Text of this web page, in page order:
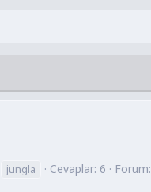
jungla Cevaplar: 6 Forum: